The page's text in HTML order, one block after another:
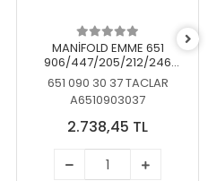
MANİFOLD EMME 651
906/447/205/212/246
KELEBEKSİZ
651 090 30 37 TACLAR
A6510903037
2.738,45 TL